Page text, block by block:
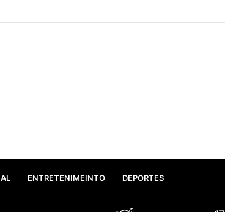
y Estatal inician el rescate integral del Lago de
ENTRETENIMEINTO DEPORTES